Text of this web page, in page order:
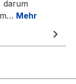
darum
Mehr